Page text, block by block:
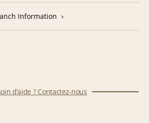
Information
d’aide ? Contactez-nous